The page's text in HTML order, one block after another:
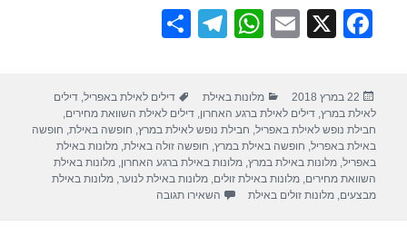
F
e
b
o
o
X
E
W
s
A
p
p
T
gr
a
m
e
פורסם
בתאריך
22 במרץ 2018 קטגוריות
מלונות באילת תגיות
דילים לאילת באפריל,דילים
לאילת במרץ,דילים לאילת ברגע האחרון,דילים לאילת השוואת מחירים,
חבילת נופש לאילת באפריל, חבילת נופש לאילת במרץ, חופשה באילת, חופשה
באילת באפריל, חופשה באילת במרץ, חופשה זולה באילת,מלונות באילת
באפריל,מלונות באילת במרץ,מלונות באילת ברגע האחרון,מלונות באילת
השוואת מחירים,מלונות באילת זולים,מלונות באילת לנוער,מלונות באילת
מבצעים,מלונות זולים באילת השאירו תגובה